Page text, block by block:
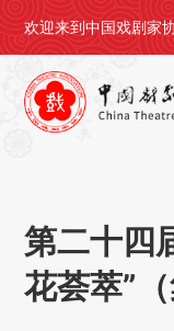
欢迎来到中国戏剧家
首页
剧协公告
戏剧活动
第二十四
花荟萃”